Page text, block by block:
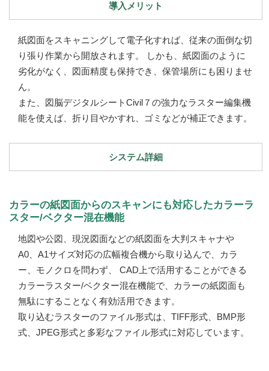
導入メリット
紙図面をスキャニングして電子化すれば、従来の面倒な切
り張り作業から開放されます。 しかも、紙図面のように
劣化がなく、図面精度も保持でき、保管場所にも困りませ
ん。
また、図脳デジタルシートCivil７の強力なラスター編集機
能を使えば、折り目やかすれ、ゴミなどが補正できます。
システム詳細
カラーの紙図面からのスキャンにも対応したカラーラ
スター/ベクター混在機能
地図や公図、現況図面などの紙図面を大判スキャナや
A0、A1サイズ対応の広幅複合機から取り込んで、カラ
ー、モノクロを問わず、 CAD上で活用することができる
カラーラスター/ベクター混在機能で、カラーの紙図面も
無駄にすることなく有効活用できます。
取り込むラスターのファイル形式は、TIFF形式、BMP形
式、JPEG形式と多彩なファイル形式に対応しています。